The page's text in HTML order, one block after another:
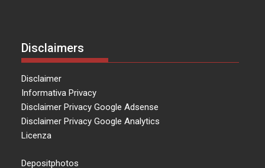
Disclaimers
Disclaimer
Informativa Privacy
Disclaimer Privacy Google Adsense
Disclaimer Privacy Google Analytics
Licenza
Depositphotos